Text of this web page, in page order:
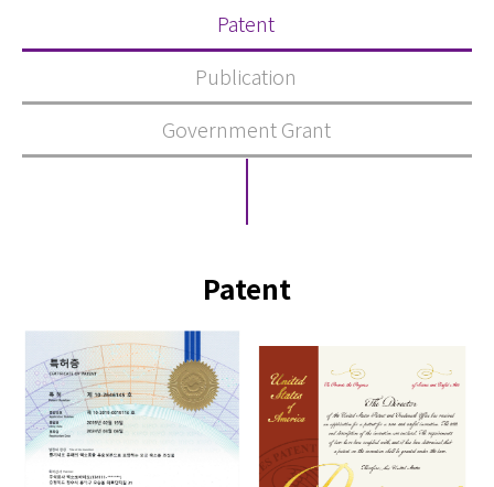
Patent
Publication
Government Grant
Patent